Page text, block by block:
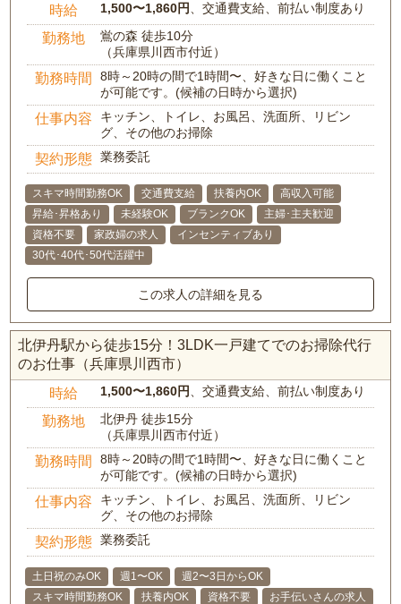
時給 1,500〜1,860円 、交通費支給、前払い制度あり
勤務地
鴬の森 徒歩10分
（兵庫県川西市付近）
勤務時間
8時～20時の間で1時間〜、好きな日に働くこと
が可能です。(候補の日時から選択)
仕事内容
キッチン、トイレ、お風呂、洗面所、リビン
グ、その他のお掃除
契約形態 業務委託
スキマ時間勤務OK 交通費支給 扶養内OK
高収入可能
昇給･昇格あり
未経験OK ブランクOK
主婦･主夫歓迎
資格不要
家政婦の求人
インセンティブあり
30代･40代･50代活躍中
この求人の詳細を見る
北伊丹駅から徒歩15分！3LDK一戸建てでのお掃除代行
のお仕事（兵庫県川西市）
時給 1,500〜1,860円 、交通費支給、前払い制度あり
勤務地
北伊丹 徒歩15分
（兵庫県川西市付近）
勤務時間
8時～20時の間で1時間〜、好きな日に働くこと
が可能です。(候補の日時から選択)
仕事内容
キッチン、トイレ、お風呂、洗面所、リビン
グ、その他のお掃除
契約形態 業務委託
土日祝のみOK 週1〜OK
週2〜3日からOK
スキマ時間勤務OK
扶養内OK 資格不要
お手伝いさんの求人